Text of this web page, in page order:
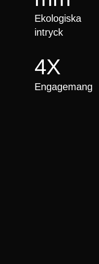
Ekologiska
intryck
4X
Engagemang